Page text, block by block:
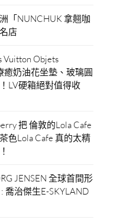
「NUNCHUK 拿翹咖
店
Vuitton Objets
癒奶油花坐墊、玻璃圓
LV硬箱絕對值得收
把 倫敦的Lola Cafe
色Lola Cafe 真的太精
JENSEN 全球首間形
喬治傑生E-SKYLAND